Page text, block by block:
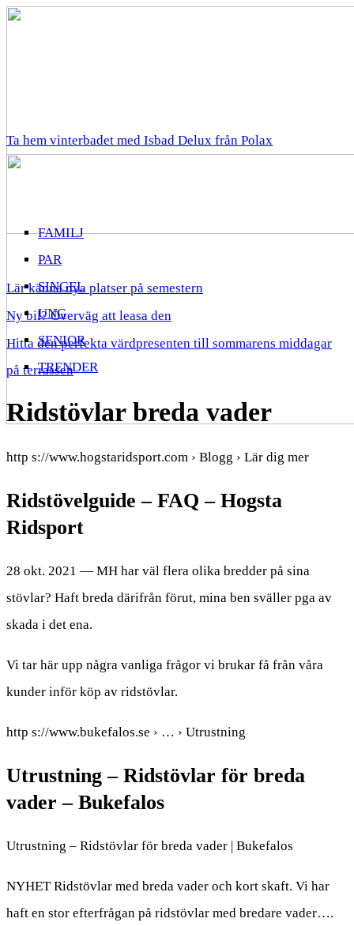
Ta hem vinterbadet med Isbad Delux från Polax
Lär känna nya platser på semestern
Ny bil? Överväg att leasa den
Hitta den perfekta värdpresenten till sommarens middagar
på terrassen
FAMILJ
PAR
SINGEL
UNG
SENIOR
TRENDER
Ridstövlar breda vader
http s://www.hogstaridsport.com › Blogg › Lär dig mer
Ridstövelguide – FAQ – Hogsta
Ridsport
28 okt. 2021 — MH har väl flera olika bredder på sina
stövlar? Haft breda därifrån förut, mina ben sväller pga av
skada i det ena.
Vi tar här upp några vanliga frågor vi brukar få från våra
kunder inför köp av ridstövlar.
http s://www.bukefalos.se › … › Utrustning
Utrustning – Ridstövlar för breda
vader – Bukefalos
Utrustning – Ridstövlar för breda vader | Bukefalos
NYHET Ridstövlar med breda vader och kort skaft. Vi har
haft en stor efterfrågan på ridstövlar med bredare vader….